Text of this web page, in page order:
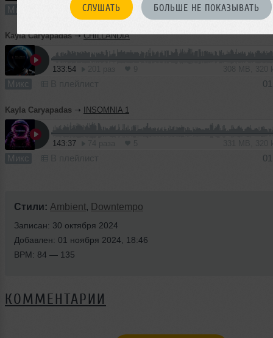
СЛУШАТЬ БОЛЬШЕ НЕ ПОКАЗЫВАТЬ
Микс В плейлист (в 2 плейлистах)
Kayla Caryapadas ➝CHILLANDIA
133:54
Микс
Kayla Caryapadas ➝ INSOMNIA 1
143:37
Микс
Стили: Ambient, Downtempo
Записан: 30 октября 2024
Добавлен: 01 ноября 2024, 18:46
BPM: 84 — 135
КОММЕНТАРИИ